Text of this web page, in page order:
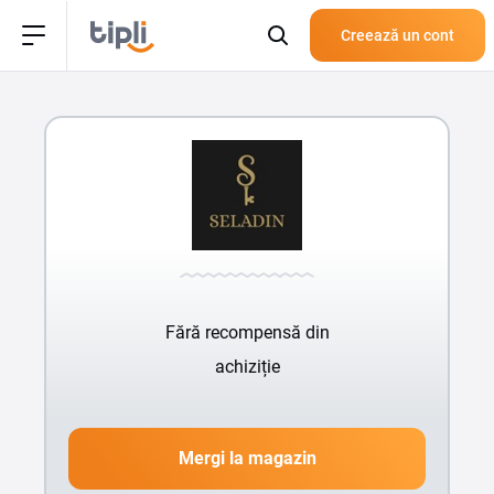
Creează un cont
Fără recompensă din
achiziție
Mergi la magazin